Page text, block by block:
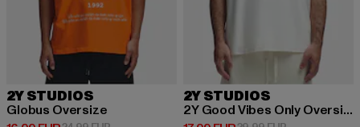
2Y STUDIOS
Globus Oversize
2Y STUDIOS
2Y Good Vibes Only Oversize Tee